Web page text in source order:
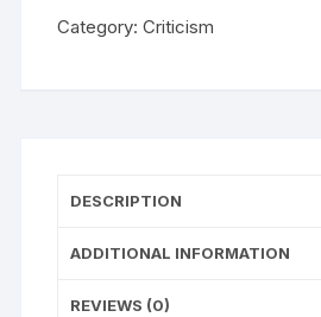
Category:Criticism
DESCRIPTION
ADDITIONAL INFORMATION
REVIEWS (0)